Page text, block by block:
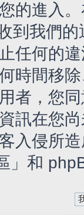
的進入
到我們
任何的
時間移
者，您
訊在您
入侵所
」和